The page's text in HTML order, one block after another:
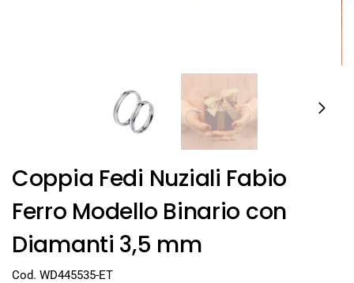
Coppia Fedi Nuziali Fabio
Ferro Modello Binario con
Diamanti 3,5 mm
Cod. WD445535-ET